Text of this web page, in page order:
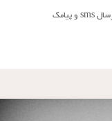
، ارایه دهنده پنل ارسال sms و پیامک